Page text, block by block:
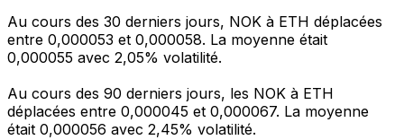
Au cours des 30 derniers jours, NOK à ETH déplacées
entre 0,000053 et 0,000058. La moyenne était
0,000055 avec 2,05% volatilité.
Au cours des 90 derniers jours, les NOK à ETH
déplacées entre 0,000045 et 0,000067. La moyenne
était 0,000056 avec 2,45% volatilité.